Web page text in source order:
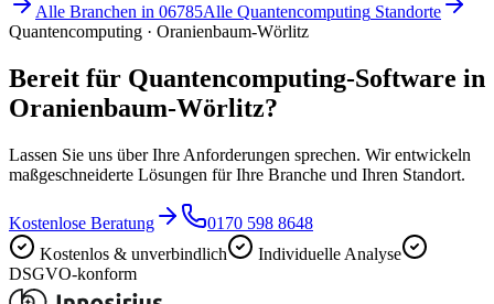
Alle Branchen in 06785Alle Quantencomputing Standorte
Quantencomputing · Oranienbaum-Wörlitz
Bereit für Quantencomputing-Software in
Oranienbaum-Wörlitz?
Lassen Sie uns über Ihre Anforderungen sprechen. Wir entwickeln
maßgeschneiderte Lösungen für Ihre Branche und Ihren Standort.
Kostenlose Beratung
0170 598 8648
Kostenlos & unverbindlich
Individuelle Analyse
DSGVO-konform